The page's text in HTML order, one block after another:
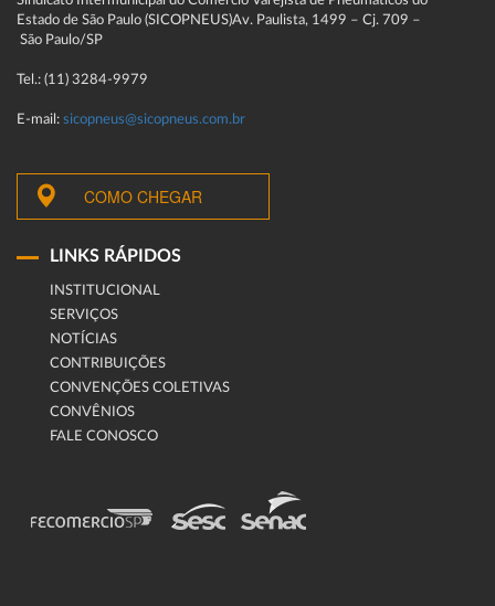
Estado de São Paulo (SICOPNEUS)Av. Paulista, 1499 – Cj. 709 –
São Paulo/SP
Tel.: (11) 3284-9979
E-mail: sicopneus@sicopneus.com.br
COMO CHEGAR
LINKS RÁPIDOS
INSTITUCIONAL
SERVIÇOS
NOTÍCIAS
CONTRIBUIÇÕES
CONVENÇÕES COLETIVAS
CONVÊNIOS
FALE CONOSCO